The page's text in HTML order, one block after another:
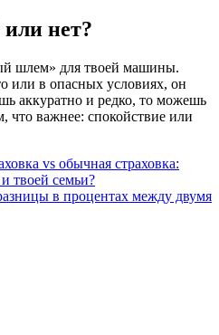
нет?
шлем» для твоей машины.
или в опасных условиях, он
аккуратно и редко, то можешь
что важнее: спокойствие или
vs обычная страховка:
твоей семьи?
в процентах между двумя